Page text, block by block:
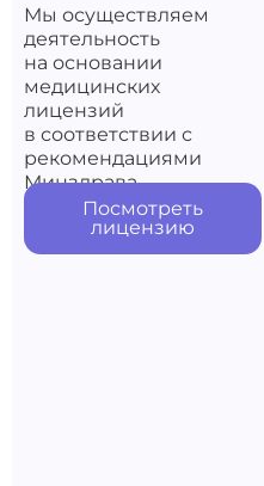
Мы осуществляем
деятельность
на основании
медицинских
лицензий
в соответствии с
рекомендациями
Минздрава
Посмотреть
лицензию